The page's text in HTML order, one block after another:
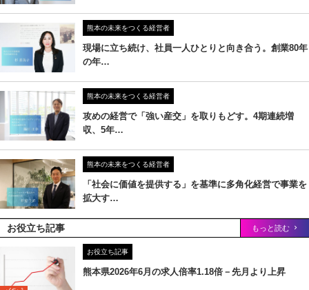
熊本の未来をつくる経営者
現場に立ち続け、社員一人ひとりと向き合う。創業80年
の年…
熊本の未来をつくる経営者
攻めの経営で「強い産交」を取りもどす。4期連続増
収、5年…
熊本の未来をつくる経営者
「社会に価値を提供する」を基準に多角化経営で事業を
拡大す…
お役立ち記事 もっと読む
お役立ち記事
熊本県2026年6月の求人倍率1.18倍－先月より上昇